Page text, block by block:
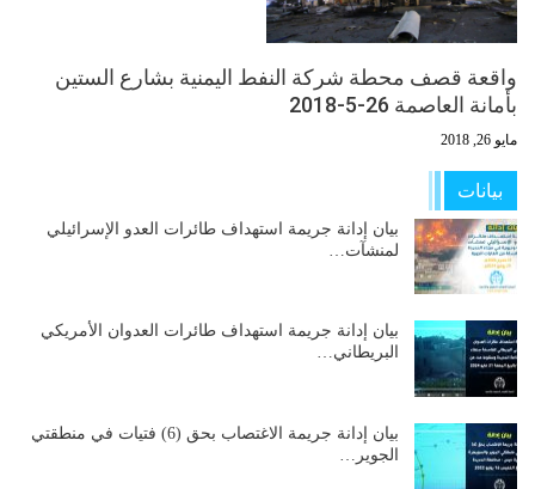
واقعة قصف محطة شركة النفط اليمنية بشارع الستين
بأمانة العاصمة 26-5-2018
مايو 26, 2018
بيانات
بيان إدانة جريمة استهداف طائرات العدو الإسرائيلي
لمنشآت…
بيان إدانة جريمة استهداف طائرات العدوان الأمريكي
البريطاني…
بيان إدانة جريمة الاغتصاب بحق (6) فتيات في منطقتي
الجوير…